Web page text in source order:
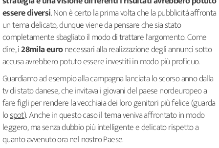
essere diversi. Non è certo la prima volta che la pubblicità affronta
un tema delicato, dunque viene da pensare che sia stato
completamente sbagliato il modo di trattare l'argomento. Come
dire, i28mila euronecessari alla realizzazione degli annunci sotto
accusa avrebbero potuto essere investiti in modo più proficuo.
Guardiamo ad esempio alla campagna lanciata lo scorso anno dalla
tv di stato danese, che invitava i giovani del paese nordeuropeo a
fare figli per rendere la vecchiaia dei loro genitori più felice (guarda
lospot). Anche in questo caso il tema veniva affrontato in modo
leggero, ma senza dubbio più intelligente e delicato rispetto a
quanto avvenuto ora nel nostro Paese.